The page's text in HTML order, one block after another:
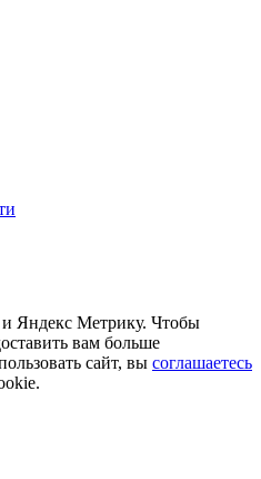
Яндекс Метрику. Чтобы
вам больше
сайт, вы соглашаетесь